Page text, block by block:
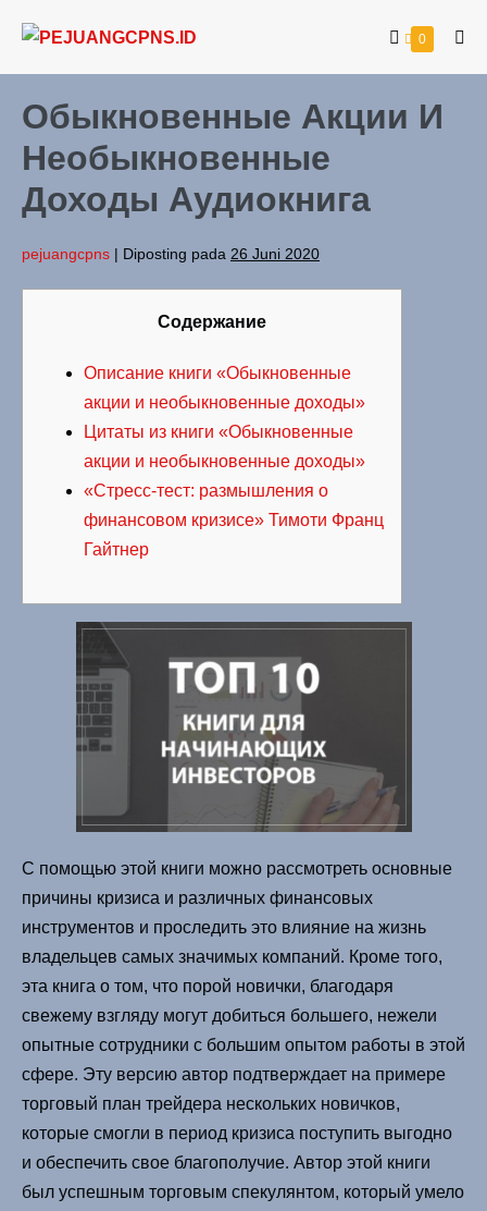
0
Обыкновенные Акции И
Необыкновенные
Доходы Аудиокнига
pejuangcpns | Diposting pada 26 Juni 2020
Содержание
Описание книги «Обыкновенные
акции и необыкновенные доходы»
Цитаты из книги «Обыкновенные
акции и необыкновенные доходы»
«Стресс-тест: размышления о
финансовом кризисе» Тимоти Франц
Гайтнер
С помощью этой книги можно рассмотреть основные
причины кризиса и различных финансовых
инструментов и проследить это влияние на жизнь
владельцев самых значимых компаний. Кроме того,
эта книга о том, что порой новички, благодаря
свежему взгляду могут добиться большего, нежели
опытные сотрудники с большим опытом работы в этой
сфере. Эту версию автор подтверждает на примере
торговый план трейдера нескольких новичков,
которые смогли в период кризиса поступить выгодно
и обеспечить свое благополучие. Автор этой книги
был успешным торговым спекулянтом, который умело